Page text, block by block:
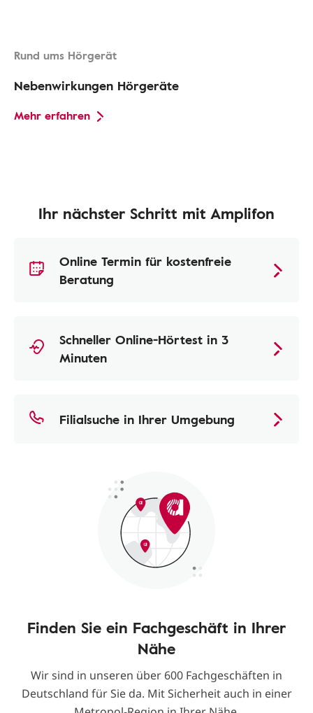
Rund ums Hörgerät
Nebenwirkungen Hörgeräte
Mehr erfahren
Ihr nächster Schritt mit Amplifon
Online Termin für kostenfreie
Beratung
Schneller Online-Hörtest in 3
Minuten
Filialsuche in Ihrer Umgebung
Finden Sie ein Fachgeschäft in Ihrer
Nähe
Wir sind in unseren über 600 Fachgeschäften in
Deutschland für Sie da. Mit Sicherheit auch in einer